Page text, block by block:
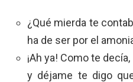
¿Qué mierda te
ha de ser por el
¡Ah ya! Como te
y déjame te digo